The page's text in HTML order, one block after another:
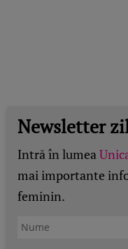
Newsletter
Intră în lumea
mai importante
feminin.